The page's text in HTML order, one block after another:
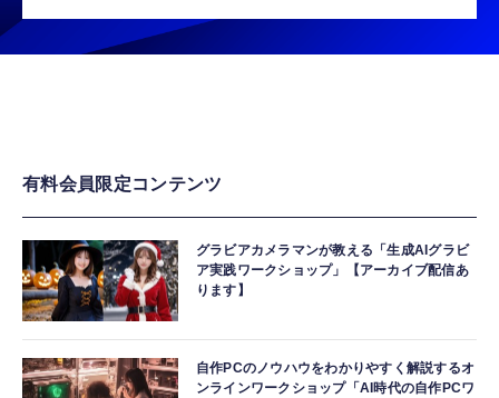
有料会員限定コンテンツ
グラビアカメラマンが教える「生成AIグラビ
ア実践ワークショップ」【アーカイブ配信あ
ります】
自作PCのノウハウをわかりやすく解説するオ
ンラインワークショップ「AI時代の自作PCワ